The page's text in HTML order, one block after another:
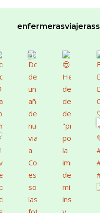
enfermerasviajerass